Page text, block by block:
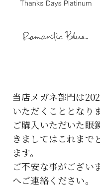
当店メガネ部門は
いただくこととなり
ご購入いただいた眼
きましてはこれまで
ます。
ご不安な事がござい
へご連絡ください。